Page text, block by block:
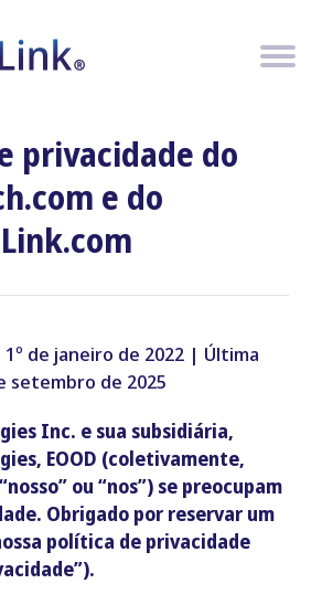
privacidade do
e do
1º de janeiro de 2022| Última
setembro de 2025
Inc. e sua subsidiária,
EOOD (coletivamente,
“nosso”ou “nos”) se preocupam
Obrigado por reservar um
política de privacidade